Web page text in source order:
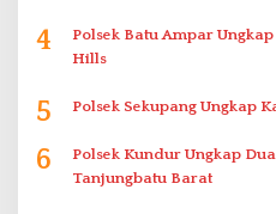
4
Polsek Batu Ampar
Hills
5 Polsek Sekupang Ungkap
6
Polsek Kundur Ungkap
Tanjungbatu Barat